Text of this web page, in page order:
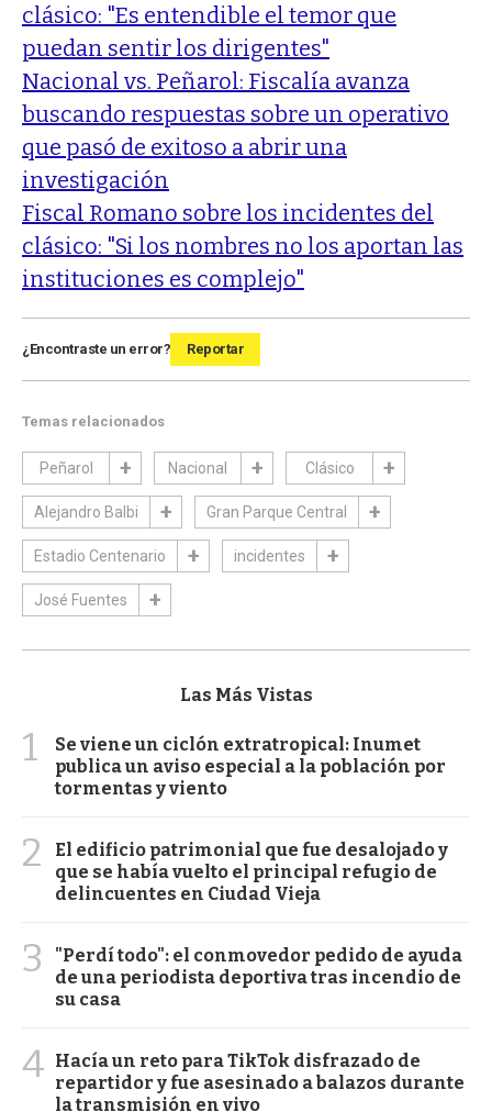
clásico: "Es entendible el temor que
puedan sentir los dirigentes"
Nacional vs. Peñarol: Fiscalía avanza
buscando respuestas sobre un operativo
que pasó de exitoso a abrir una
investigación
Fiscal Romano sobre los incidentes del
clásico: "Si los nombres no los aportan las
instituciones es complejo"
¿Encontraste un error? Reportar
Temas relacionados
Peñarol Nacional Clásico
Alejandro Balbi Gran Parque Central
Estadio Centenario incidentes
José Fuentes
Las Más Vistas
1
Se viene un ciclón extratropical: Inumet
publica un aviso especial a la población por
tormentas y viento
2
El edificio patrimonial que fue desalojado y
que se había vuelto el principal refugio de
delincuentes en Ciudad Vieja
3
"Perdí todo": el conmovedor pedido de ayuda
de una periodista deportiva tras incendio de
su casa
4 Hacía un reto para TikTok disfrazado de
repartidor y fue asesinado a balazos durante
la transmisión en vivo